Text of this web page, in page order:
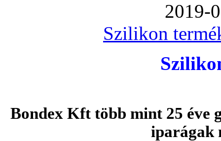
2019-
Szilikon
Bondex Kft több mint 25 éve
iparágak